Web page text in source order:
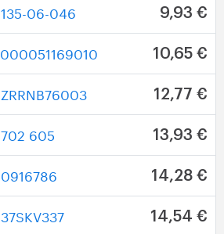
135-06-046 9,93 €
000051169010 10,65 €
ZRRNB76003 12,77 €
702 605 13,93 €
0916786 14,28 €
37SKV337 14,54 €